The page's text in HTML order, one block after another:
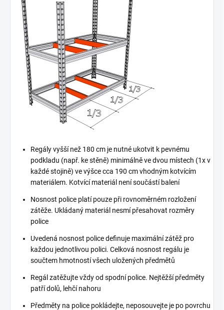
Regály vyšší než 180 cm je nutné ukotvit k pevnému
podkladu (např. ke stěně) minimálně ve dvou místech (1x v
každé stojině) ve výšce cca 190 cm vhodným kotvícím
materiálem. Kotvící materiál není součástí balení
Nosnost police platí pouze při rovnoměrném rozložení
zátěže. Ukládaný materiál nesmí přesahovat rozměry
police
Uvedená nosnost police definuje maximální zátěž pro
každou jednotlivou polici. Celková nosnost regálu je
součtem hmotností všech uložených předmětů
Regál zatěžujte vždy od spodní police. Nejtěžší předměty
patří dolů, lehčí nahoru
Předměty na police pokládejte, neposouvejte je po povrchu